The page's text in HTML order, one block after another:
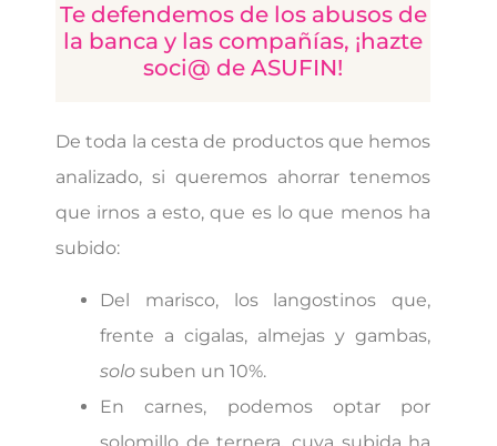
Te defendemos de los abusos de
la banca y las compañías, ¡hazte
soci@ de ASUFIN!
De toda la cesta de productos que hemos
analizado, si queremos ahorrar tenemos
que irnos a esto, que es lo que menos ha
subido:
Del marisco, los langostinos que,
frente a cigalas, almejas y gambas,
solo suben un 10%.
En carnes, podemos optar por